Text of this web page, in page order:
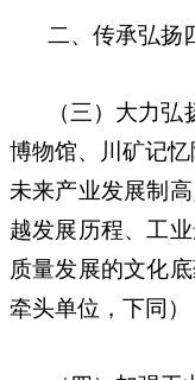
二、传承弘扬
（三）大力
博物馆、川矿记
未来产业发展制
越发展历程、工
质量发展的文化
牵头单位，下同）